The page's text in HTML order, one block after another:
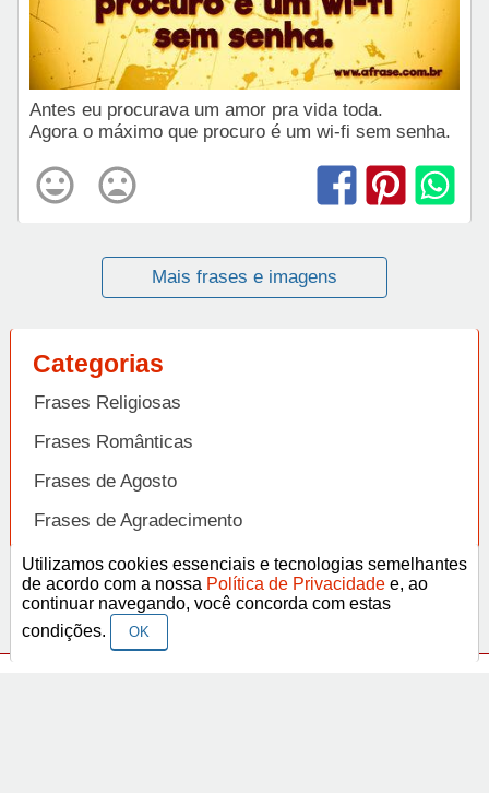
Antes eu procurava um amor pra vida toda.
Agora o máximo que procuro é um wi-fi sem senha.
Mais frases e imagens
Categorias
Frases Religiosas
Frases Românticas
Frases de Agosto
Frases de Agradecimento
Frases de Amizade
Frases de Amor
Frases de Aniversário
Abrir
Utilizamos cookies essenciais e tecnologias semelhantes
de acordo com a nossa Política de Privacidade e, ao
continuar navegando, você concorda com estas
condições.
OK